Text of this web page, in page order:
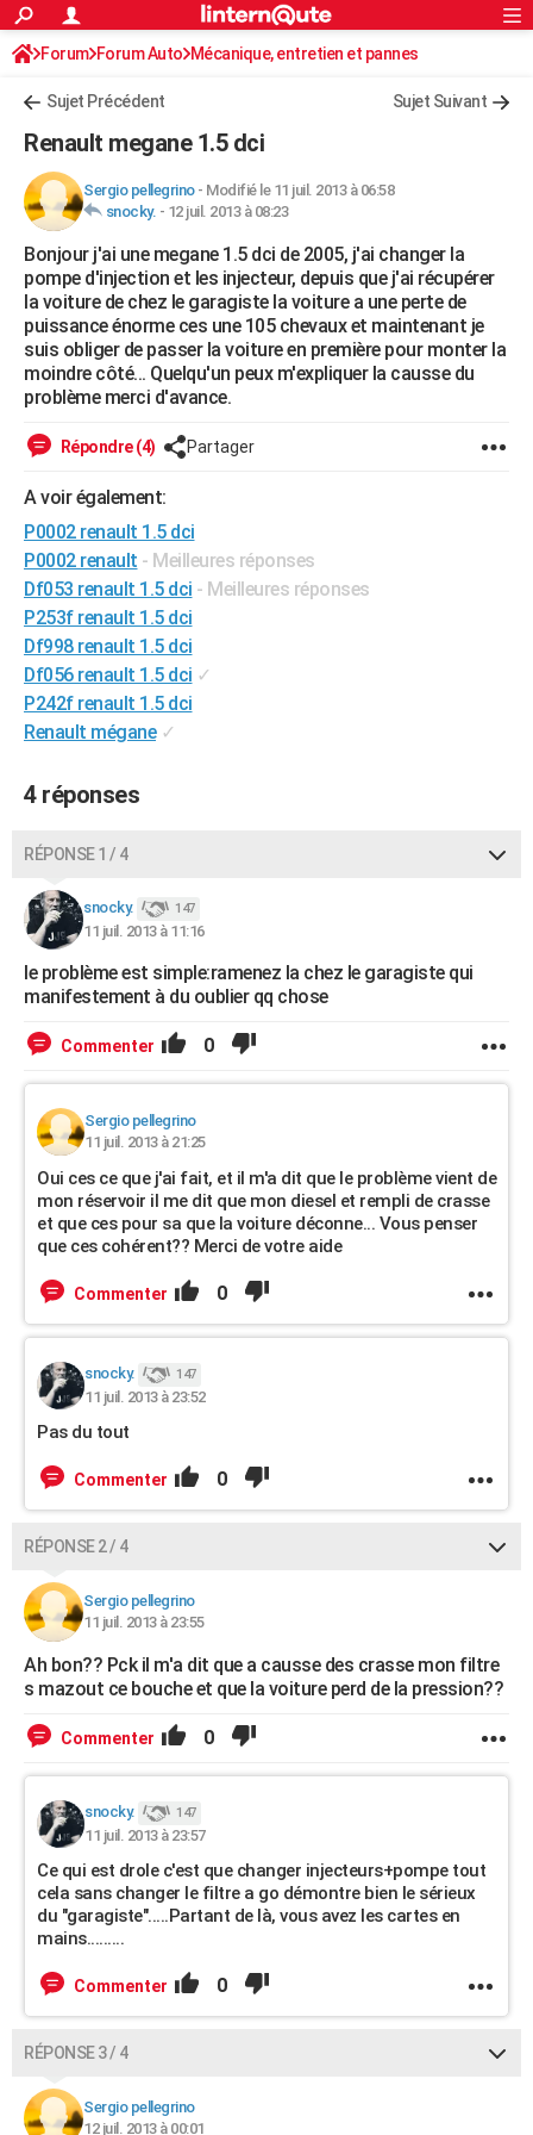
ACTUALITÉS
Politique
Société
Faits Divers
Education
Monde
Villes
+
FINANCE
Retraite
Impôts
Epargne
Immobilier
Risques naturels par ville
Banque
Assurance
Crédit
AUTO
Essais
Réserver un essai
Citadines
Berlines
SUV
Forum auto
+HIGH-TECH
Mobiles
Meilleur smartphone
Internet
Ordinateurs
Jeux vidéo
Guide high-tech
+BRICOLAGE
Forum
Aménagement intérieur
Extérieur
Cuisine
Salle de bains
Jardinage
Rangement
WEEK-END
Guides de France
Escapades
Patrimoine
Expositions
Musées
Week-end nature
+
Art de vivre
Bien-être
Loisirs
Mode
Modes de vie
Alimentation
Guide de la santé
Maladies
Médicaments
Sommeil
Destinations
City break
Voyage nature
Voyage de noces
Forum
Climat
+PHOTO
GUIDES D'ACHAT
BONS PLANS
CARTE DE VOEUX
Dictionnaire
Biographies
Citations
Expressions
Proverbes
PROGRAMME TV
COPAINS D'AVANT
S'inscrire
Se connecter
Lycées
Collèges
Primaires
Universités
Entreprises
Service militaire
Avis de recherche
AVIS DE DÉCÈS
FORUM
Bricolage
Lifestyle
Culture
Sport
Auto
Television
Voyage
Cinema
Rechercher
S'inscrire
Connexion
Forum Forum Auto Mécanique, entretien et pannes
Sujet Précédent Sujet Suivant
Renault megane 1.5 dci
Sergio pellegrino- Modifié le 11 juil. 2013 à 06:58
snocky. - 12 juil. 2013 à 08:23
Bonjour j'ai une megane 1.5 dci de 2005, j'ai changer la
pompe d'injection et les injecteur, depuis que j'ai récupérer
la voiture de chez le garagiste la voiture a une perte de
puissance énorme ces une 105 chevaux et maintenant je
suis obliger de passer la voiture en première pour monter la
moindre côté... Quelqu'un peux m'expliquer la causse du
problème merci d'avance.
Répondre (4) Partager
A voir également:
P0002 renault 1.5 dci
P0002 renault - Meilleures réponses
Df053 renault 1.5 dci - Meilleures réponses
P253f renault 1.5 dci
Df998 renault 1.5 dci
Df056 renault 1.5 dci ✓
P242f renault 1.5 dci
Renault mégane ✓
4 réponses
RÉPONSE 1 / 4
snocky. 147
11 juil. 2013 à 11:16
le problème est simple:ramenez la chez le garagiste qui
manifestement à du oublier qq chose
Commenter 0
Sergio pellegrino
11 juil. 2013 à 21:25
Oui ces ce que j'ai fait, et il m'a dit que le problème vient de
mon réservoir il me dit que mon diesel et rempli de crasse
et que ces pour sa que la voiture déconne... Vous penser
que ces cohérent?? Merci de votre aide
Commenter 0
snocky. 147
11 juil. 2013 à 23:52
Pas du tout
Commenter 0
RÉPONSE 2 / 4
Sergio pellegrino
11 juil. 2013 à 23:55
Ah bon?? Pck il m'a dit que a causse des crasse mon filtre
s mazout ce bouche et que la voiture perd de la pression??
Commenter 0
snocky. 147
11 juil. 2013 à 23:57
Ce qui est drole c'est que changer injecteurs+pompe tout
cela sans changer le filtre a go démontre bien le sérieux
du "garagiste".....Partant de là, vous avez les cartes en
mains.........
Commenter 0
RÉPONSE 3 / 4
Sergio pellegrino
12 juil. 2013 à 00:01